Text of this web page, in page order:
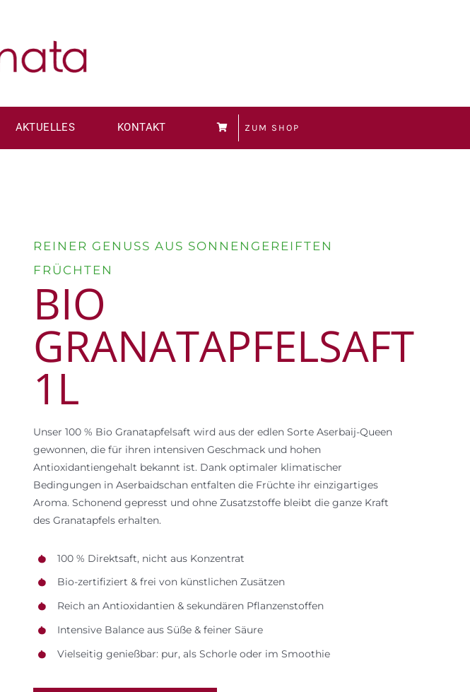
AKTUELLES KONTAKT ZUM SHOP
REINER GENUSS AUS SONNENGEREIFTEN
FRÜCHTEN
BIO
GRANATAPFELSAFT
1L
Unser 100 % Bio Granatapfelsaft wird aus der edlen Sorte Aserbaij-Queen
gewonnen, die für ihren intensiven Geschmack und hohen
Antioxidantiengehalt bekannt ist. Dank optimaler klimatischer
Bedingungen in Aserbaidschan entfalten die Früchte ihr einzigartiges
Aroma. Schonend gepresst und ohne Zusatzstoffe bleibt die ganze Kraft
des Granatapfels erhalten.
100 % Direktsaft, nicht aus Konzentrat
Bio-zertifiziert & frei von künstlichen Zusätzen
Reich an Antioxidantien & sekundären Pflanzenstoffen
Intensive Balance aus Süße & feiner Säure
Vielseitig genießbar: pur, als Schorle oder im Smoothie